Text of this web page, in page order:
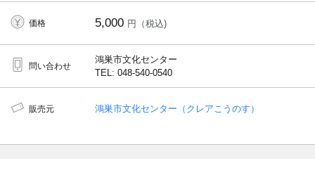
価格 5,000 円（税込)
問い合わせ
鴻巣市文化センター
TEL: 048-540-0540
販売元 鴻巣市文化センター（クレアこうのす）